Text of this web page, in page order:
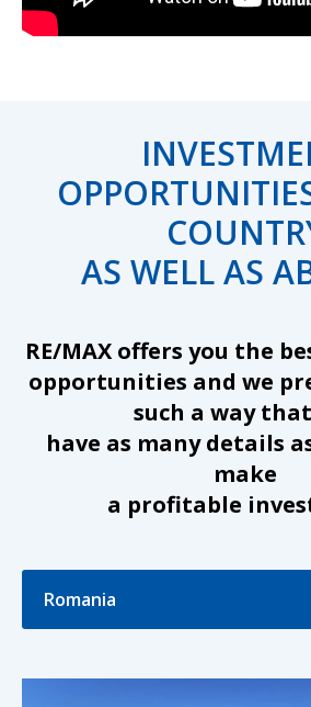
AS WELL AS
RE/MAX offers you the
opportunities and we
such a way
have as many details
make
a profitable